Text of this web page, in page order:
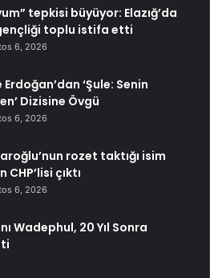
tepkisi büyüyor: Elazığ’da
toplu istifa etti
6, 2026
Erdoğan’dan ‘Şule: Senin
Dizisine Övgü
6, 2026
rozet taktığı isim
CHP’lisi çıktı
6, 2026
Wadephul, 20 Yıl Sonra